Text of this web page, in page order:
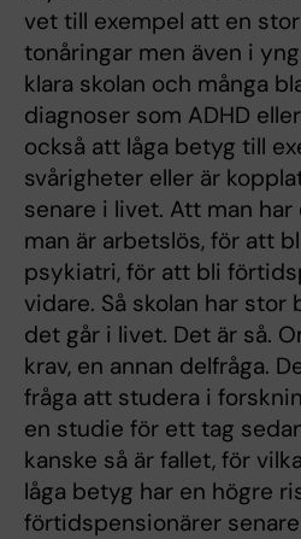
vet till exempel att en
tonåringar men även i
klara skolan och många
diagnoser som ADHD
också att låga betyg till
svårigheter eller är
senare i livet. Att man
man är arbetslös, för att
psykiatri, för att bli
vidare. Så skolan har
det går i livet. Det är så.
krav, en annan delfråga.
fråga att studera i
en studie för ett tag
kanske så är fallet, för
låga betyg har en högre
förtidspensionärer